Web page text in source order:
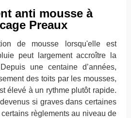
anti mousse à
Preaux
de mousse lorsqu'elle est
peut largement accroître la
une centaine d’années,
des toits par les mousses,
élevé à un rythme plutôt rapide.
si graves dans certaines
règlements au niveau de